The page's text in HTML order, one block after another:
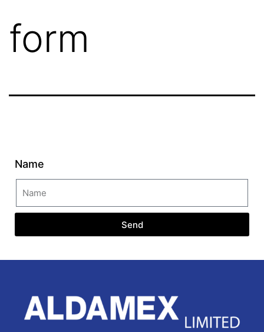
form
Name
Send